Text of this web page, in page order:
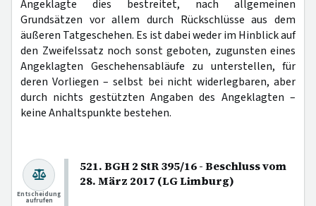
Angeklagte dies bestreitet, nach allgemeinen
Grundsätzen vor allem durch Rückschlüsse aus dem
äußeren Tatgeschehen. Es ist dabei weder im Hinblick auf
den Zweifelssatz noch sonst geboten, zugunsten eines
Angeklagten Geschehensabläufe zu unterstellen, für
deren Vorliegen – selbst bei nicht widerlegbaren, aber
durch nichts gestützten Angaben des Angeklagten –
keine Anhaltspunkte bestehen.
521. BGH 2 StR 395/16 - Beschluss vom
28. März 2017 (LG Limburg)
Entscheidung
aufrufen